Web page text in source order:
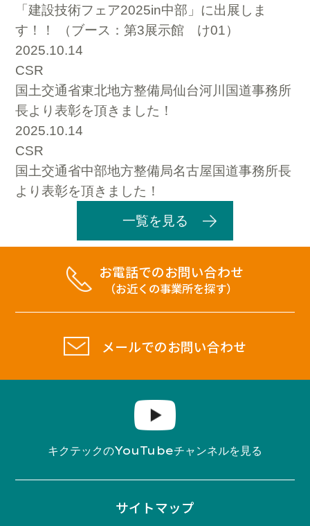
「建設技術フェア2025in中部」に出展しま
す！！ （ブース：第3展示館 け01）
2025.10.14
CSR
国土交通省東北地方整備局仙台河川国道事務所
長より表彰を頂きました！
2025.10.14
CSR
国土交通省中部地方整備局名古屋国道事務所長
より表彰を頂きました！
一覧を見る
お電話でのお問い合わせ
（お近くの事業所を探す）
メールでのお問い合わせ
キクテックのYouTubeチャンネルを見る
サイトマップ